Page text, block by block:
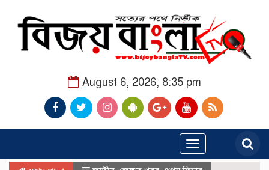
August 6, 2026, 8:35 pm
Toggle
navigation